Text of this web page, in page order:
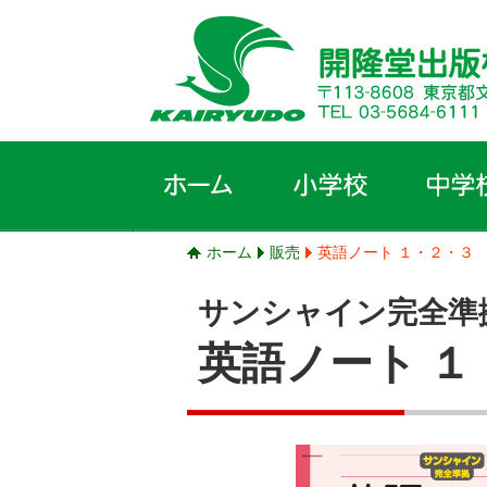
ホーム 販売 英語ノート １・２・３
サンシャイン完全準
英語ノート １